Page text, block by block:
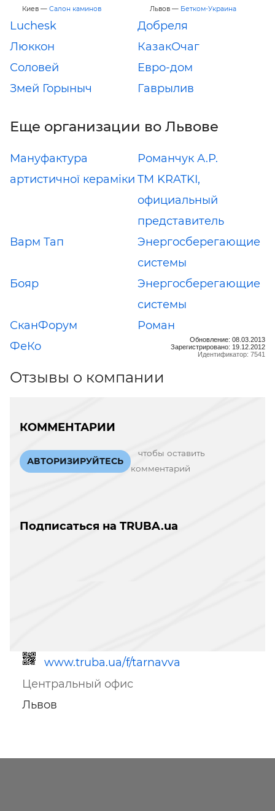
Киев — Салон каминов Львов — Бетком-Украина
Luchesk
Добреля
Люккон
КазакОчаг
Соловей
Евро-дом
Змей Горыныч
Гаврылив
Еще организации во Львове
Мануфактура
артистичної кераміки
Романчук А.Р.
TM KRATKI,
официальный
представитель
Варм Тап
Энергосберегающие
системы
Бояр
Энергосберегающие
системы
СканФорум
Роман
ФеКо
Обновление: 08.03.2013
Зарегистрировано: 19.12.2012
Идентификатор: 7541
Отзывы о компании
КОММЕНТАРИИ
АВТОРИЗИРУЙТЕСЬ
чтобы оставить
комментарий
Подписаться на TRUBA.ua
www.truba.ua/f/tarnavva
Центральный офис
Львов